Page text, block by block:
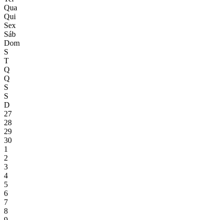
Qua
Qui
Sex
Sáb
Dom
S
T
Q
Q
S
S
D
27
28
29
30
1
2
3
4
5
6
7
8